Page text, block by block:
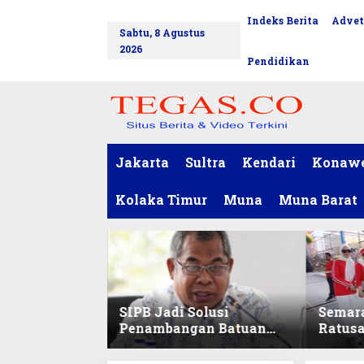
Sabtu, 8 Agustus
2026
Indeks Berita
Pendidikan
Jakarta Sultra Kendari
Kolaka Timur Muna Muna Barat
SIPB Jadi Solusi
Penambangan Batuan
Komoditas ex-Golongan